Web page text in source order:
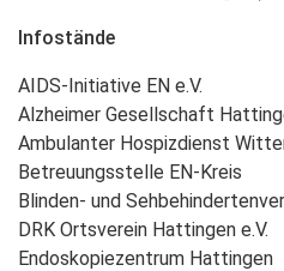
Infostände
AIDS-Initiative EN e.V.
Alzheimer Gesellschaft
Ambulanter Hospizdienst
Betreuungsstelle EN-Kreis
Blinden- und
DRK Ortsverein Hattingen e.V.
Endoskopiezentrum Hattingen